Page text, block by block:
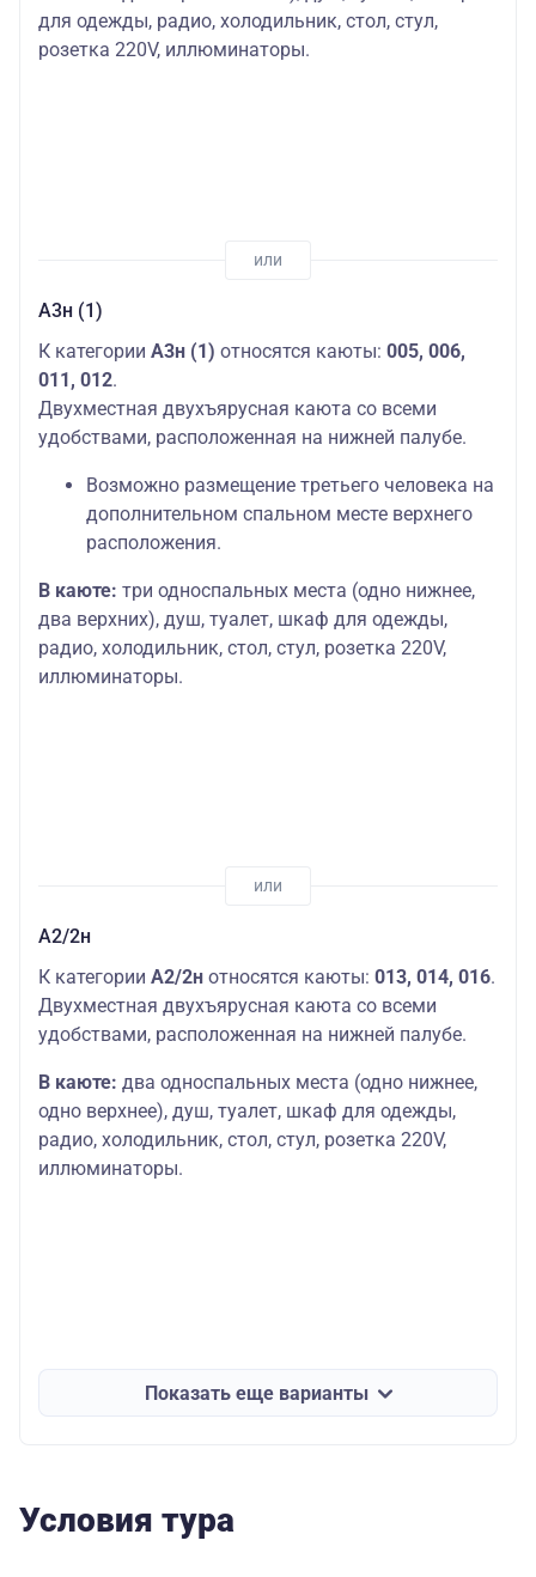
для одежды, радио, холодильник, стол, стул,
розетка 220V, иллюминаторы.
А3н (1)
К категории А3н (1) относятся каюты: 005, 006,
011, 012.
Двухместная двухъярусная каюта со всеми
удобствами, расположенная на нижней палубе.
Возможно размещение третьего человека на
дополнительном спальном месте верхнего
расположения.
В каюте: три односпальных места (одно нижнее,
два верхних), душ, туалет, шкаф для одежды,
радио, холодильник, стол, стул, розетка 220V,
иллюминаторы.
А2/2н
К категории А2/2н относятся каюты: 013, 014, 016.
Двухместная двухъярусная каюта со всеми
удобствами, расположенная на нижней палубе.
В каюте: два односпальных места (одно нижнее,
одно верхнее), душ, туалет, шкаф для одежды,
радио, холодильник, стол, стул, розетка 220V,
иллюминаторы.
Показать еще варианты
Условия тура